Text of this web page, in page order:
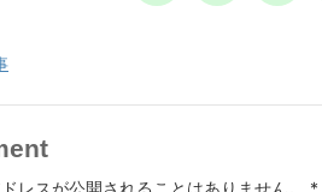
レスが公開されることはありません。 *